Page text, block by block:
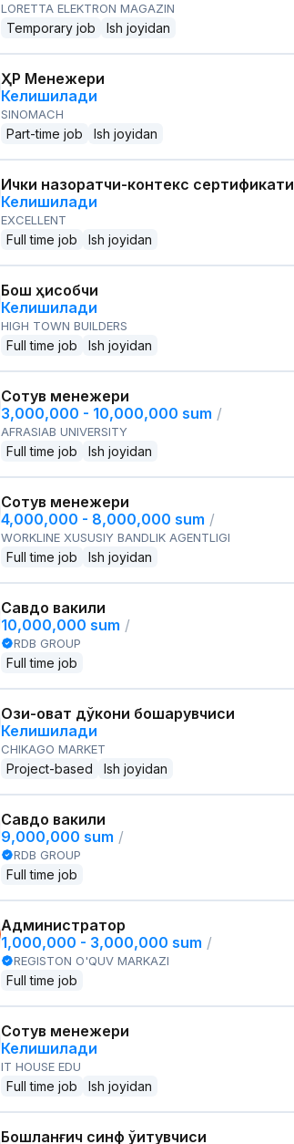
LORETTA ELEKTRON MAGAZIN
Temporary job Ish joyidan
ҲР Менежери
Келишилади
SINOMACH
Part-time job Ish joyidan
Ички назоратчи-контекс сертификати
Келишилади
EXCELLENT
Full time job Ish joyidan
Бош ҳисобчи
Келишилади
HIGH TOWN BUILDERS
Full time job Ish joyidan
Сотув менежери
3,000,000 - 10,000,000 sum /
AFRASIAB UNIVERSITY
Full time job Ish joyidan
Сотув менежери
4,000,000 - 8,000,000 sum /
WORKLINE XUSUSIY BANDLIK AGENTLIGI
Full time job Ish joyidan
Савдо вакили
10,000,000 sum /
RDB GROUP
Full time job
Озиқ-овқат дўкони бошқарувчиси
Келишилади
CHIKAGO MARKET
Project-based Ish joyidan
Савдо вакили
9,000,000 sum /
RDB GROUP
Full time job
Администратор
1,000,000 - 3,000,000 sum /
REGISTON O'QUV MARKAZI
Full time job
Сотув менежери
Келишилади
IT HOUSE EDU
Full time job Ish joyidan
Бошланғич синф ўқитувчиси